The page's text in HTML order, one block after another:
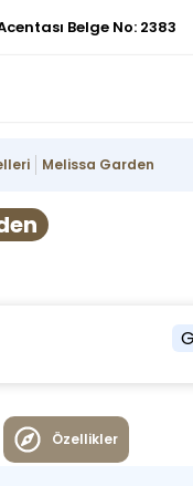
Belge No: 2383
Melissa Garden
Özellikler